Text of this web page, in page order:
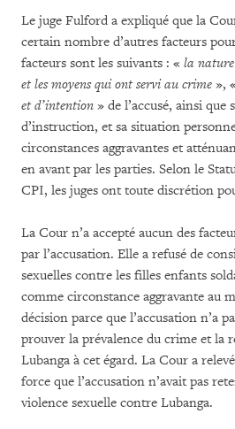
Le juge Fulford a expliqué que la
certain nombre d’autres facteurs
facteurs sont les suivants : « la
et les moyens qui ont servi au crime », «
et d’intention » de l’accusé, ainsi que
d’instruction, et sa situation
circonstances aggravantes et
en avant par les parties. Selon le
CPI, les juges ont toute discrétion
La Cour n’a accepté aucun des
par l’accusation. Elle a refusé de
sexuelles contre les filles enfants
comme circonstance aggravante au
décision parce que l’accusation n’a
prouver la prévalence du crime et la
Lubanga à cet égard. La Cour a
force que l’accusation n’avait pas
violence sexuelle contre Lubanga.